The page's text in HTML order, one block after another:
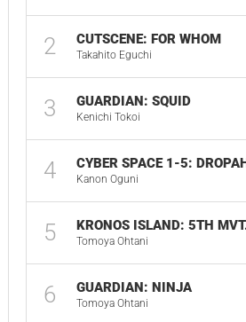
2 CUTSCENE: FOR WHOM
Takahito Eguchi
3 GUARDIAN: SQUID
Kenichi Tokoi
4 CYBER SPACE 1-5:
Kanon Oguni
5 KRONOS ISLAND: 5TH
Tomoya Ohtani
6 GUARDIAN: NINJA
Tomoya Ohtani